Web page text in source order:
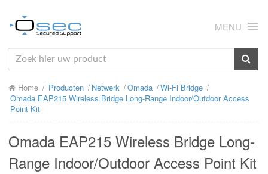
MENU
HOME
OVER ONS
PRODUCTEN
SUPPORT
Home Producten Netwerk Omada
Wi-Fi Bridge
Omada EAP215 Wireless Bridge Long-Range Indoor/Outdoor Access
Point Kit
Omada EAP215 Wireless Bridge Long-
Range Indoor/Outdoor Access Point Kit